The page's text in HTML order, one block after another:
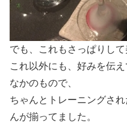
でも、これもさっぱりし
これ以外にも、好みを伝
なかのもので、
ちゃんとトレーニングさ
んが揃ってました。